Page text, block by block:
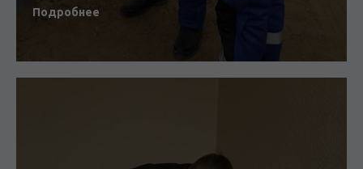
Подробнее